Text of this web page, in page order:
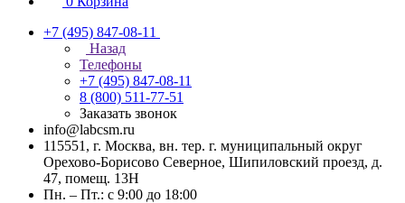
+7 (495) 847-08-11
Назад
Телефоны
+7 (495) 847-08-11
8 (800) 511-77-51
Заказать звонок
info@labcsm.ru
115551, г. Москва, вн. тер. г. муниципальный округ
Орехово-Борисово Северное, Шипиловский проезд, д.
47, помещ. 13Н
Пн. – Пт.: с 9:00 до 18:00